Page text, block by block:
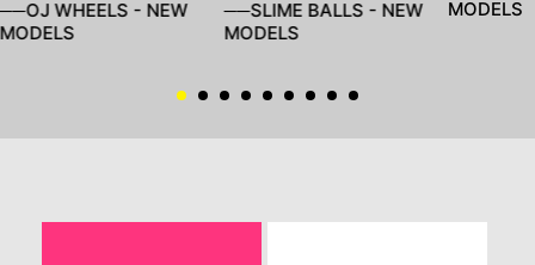
──OJ WHEELS - NEW
MODELS
──SLIME BALLS - NEW
MODELS
MODELS